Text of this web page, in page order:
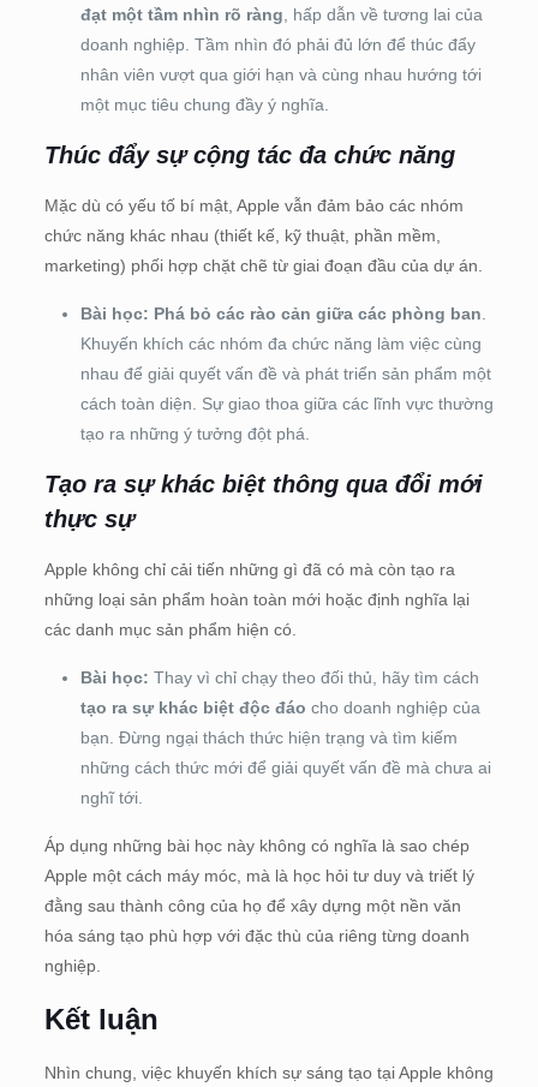
đạt một tầm nhìn rõ ràng , hấp dẫn về tương lai của
doanh nghiệp. Tầm nhìn đó phải đủ lớn để thúc đẩy
nhân viên vượt qua giới hạn và cùng nhau hướng tới
một mục tiêu chung đầy ý nghĩa.
Thúc đẩy sự cộng tác đa chức năng
Mặc dù có yếu tố bí mật, Apple vẫn đảm bảo các nhóm
chức năng khác nhau (thiết kế, kỹ thuật, phần mềm,
marketing) phối hợp chặt chẽ từ giai đoạn đầu của dự án.
Bài học: Phá bỏ các rào cản giữa các phòng ban
Khuyến khích các nhóm đa chức năng làm việc cùng
nhau để giải quyết vấn đề và phát triển sản phẩm một
cách toàn diện. Sự giao thoa giữa các lĩnh vực thường
tạo ra những ý tưởng đột phá.
Tạo ra sự khác biệt thông qua đổi mới
thực sự
Apple không chỉ cải tiến những gì đã có mà còn tạo ra
những loại sản phẩm hoàn toàn mới hoặc định nghĩa lại
các danh mục sản phẩm hiện có.
Bài học: Thay vì chỉ chạy theo đối thủ, hãy tìm cách
tạo ra sự khác biệt độc đáo cho doanh nghiệp của
bạn. Đừng ngại thách thức hiện trạng và tìm kiếm
những cách thức mới để giải quyết vấn đề mà chưa ai
nghĩ tới.
Áp dụng những bài học này không có nghĩa là sao chép
Apple một cách máy móc, mà là học hỏi tư duy và triết lý
đằng sau thành công của họ để xây dựng một nền văn
hóa sáng tạo phù hợp với đặc thù của riêng từng doanh
nghiệp.
Kết luận
Nhìn chung, việc khuyến khích sự sáng tạo tại Apple không